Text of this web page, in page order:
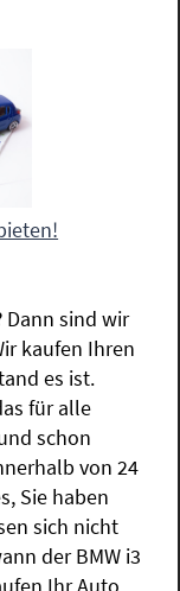
Dann sind wir
kaufen Ihren
es ist.
für alle
schon
von 24
Sie haben
sich nicht
der BMW i3